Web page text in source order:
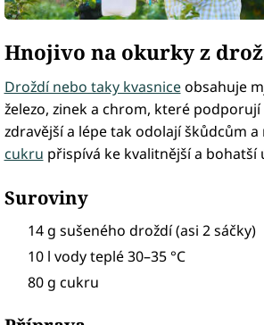
Hnojivo na okurky z
Droždí nebo taky kvasniceobsahuje
železo, zinek a chrom, které
zdravější a lépe tak odolají škůdcům
cukru přispívá ke kvalitnější a bohatší
Suroviny
14 g sušeného droždí (asi 2 sáčky)
10 l vody teplé 30–35 °C
80 g cukru